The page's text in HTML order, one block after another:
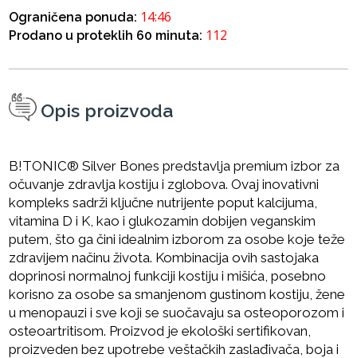
Ograničena ponuda: 14:45
Prodano u proteklih 60 minuta: 112
Opis proizvoda
B!TONIC® Silver Bones predstavlja premium izbor za
očuvanje zdravlja kostiju i zglobova. Ovaj inovativni
kompleks sadrži ključne nutrijente poput kalcijuma,
vitamina D i K, kao i glukozamin dobijen veganskim
putem, što ga čini idealnim izborom za osobe koje teže
zdravijem načinu života. Kombinacija ovih sastojaka
doprinosi normalnoj funkciji kostiju i mišića, posebno
korisno za osobe sa smanjenom gustinom kostiju, žene
u menopauzi i sve koji se suočavaju sa osteoporozom i
osteoartritisom. Proizvod je ekološki sertifikovan,
proizveden bez upotrebe veštačkih zaslađivača, boja i